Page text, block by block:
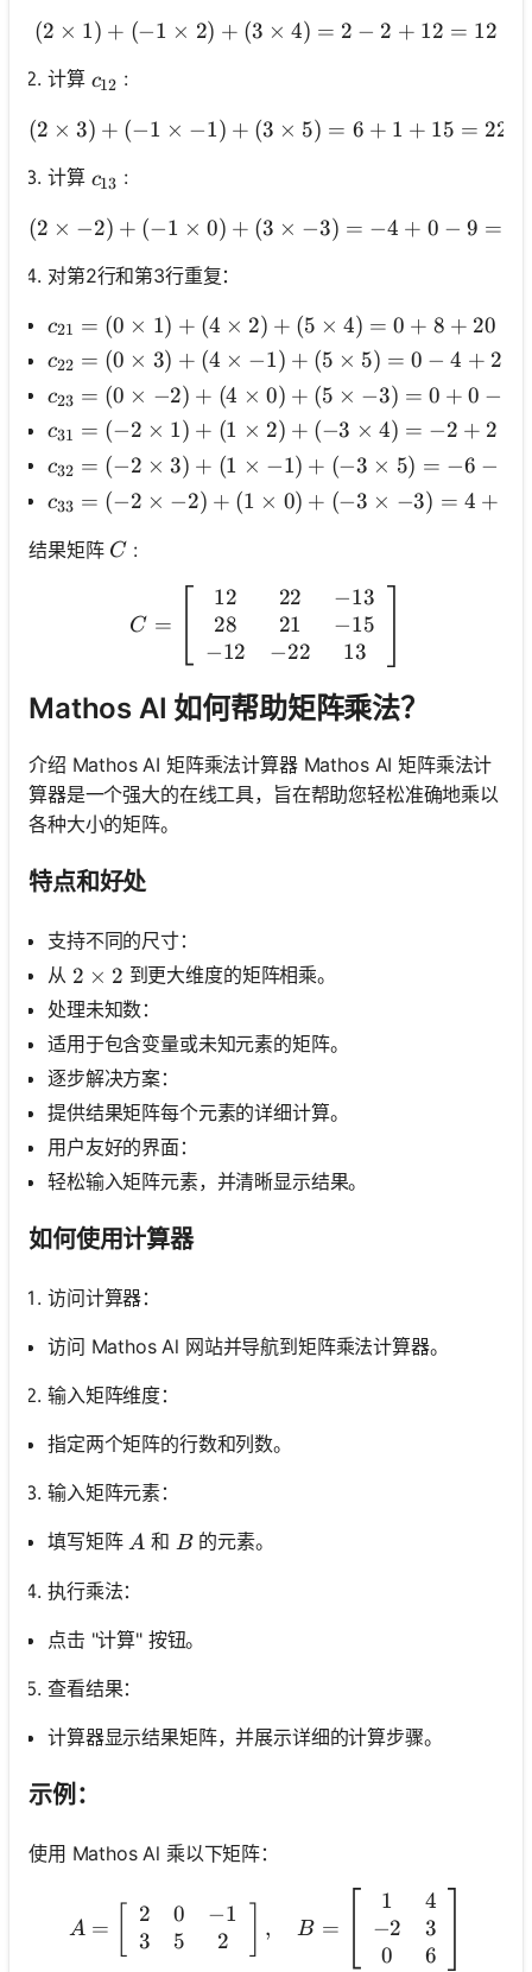
问
出
的
一
问
(2 \times 1)+(-1 \times
(2 × 1) + (−1 × 2) + (3 × 4) = 2 − 2 + 12 = 12
计算 c_{12}
c12 :
(2 \times 3)+(-1 \times-
(2 × 3) + (−1 × −1) + (3 × 5) = 6 + 1 + 15 = 22
计算 c_{13}
c13 :
(2 \times-2)+(-1 \times
(2 × −2) + (−1 × 0) + (3 × −3) = −4 + 0 − 9 =
对第2行和第3行重复：
c_{21}=(0 \times 1)+(4 \times 2)+(5 \times
c21 = (0 × 1) + (4 × 2) + (5 × 4) = 0 + 8 + 20
c_{22}=(0 \times 3)+(4 \times-1)+(5 \times
c22 = (0 × 3) + (4 × −1) + (5 × 5) = 0 − 4 + 25
c_{23}=(0 \times-2)+(4 \times 0)+(5 \times-
c23 = (0 × −2) + (4 × 0) + (5 × −3) = 0 + 0 −
c_{31}=(-2 \times 1)+(1 \times 2)+(-3 \times
c31 = (−2 × 1) + (1 × 2) + (−3 × 4) = −2 + 2
c_{32}=(-2 \times 3)+(1 \times-1)+(-3 \times
c32 = (−2 × 3) + (1 × −1) + (−3 × 5) = −6 −
c_{33}=(-2 \times-2)+(1 \times 0)+(-3 \times-
c33 = (−2 × −2) + (1 × 0) + (−3 × −3) = 4 +
结果矩阵 C
C :
C =
12
28
−12
22
21
−22
−13
−15
13
Mathos AI 如何帮助矩阵乘法？
介绍 Mathos AI 矩阵乘法计算器 Mathos AI 矩阵乘法计
算器是一个强大的在线工具，旨在帮助您轻松准确地乘以
各种大小的矩阵。
特点和好处
支持不同的尺寸：
从 2 \times 2
2 × 2 到更大维度的矩阵相乘。
处理未知数：
适用于包含变量或未知元素的矩阵。
逐步解决方案：
提供结果矩阵每个元素的详细计算。
用户友好的界面：
轻松输入矩阵元素，并清晰显示结果。
如何使用计算器
访问计算器：
访问 Mathos Al 网站并导航到矩阵乘法计算器。
输入矩阵维度：
指定两个矩阵的行数和列数。
输入矩阵元素：
填写矩阵 A
A 和 B
B的元素。
执行乘法：
点击 "计算" 按钮。
查看结果：
计算器显示结果矩阵，并展示详细的计算步骤。
示例：
使用 Mathos Al 乘以下矩阵：
A =
2
3
0
5
−1
2
, B =
1
−2
0
4
3
6